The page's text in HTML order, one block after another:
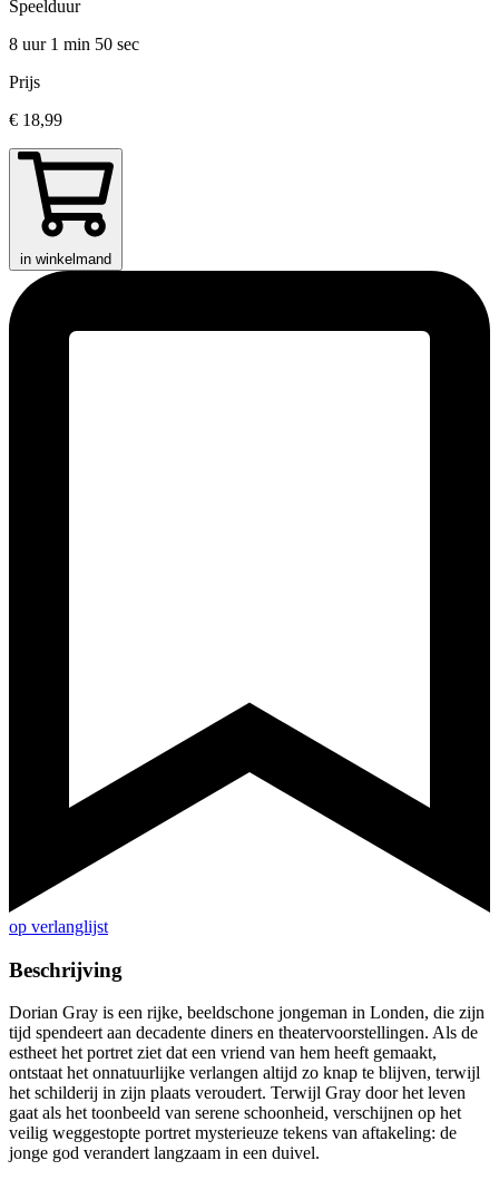
Speelduur
8 uur 1 min 50 sec
Prijs
€ 18,99
in winkelmand
op verlanglijst
Beschrijving
Dorian Gray is een rijke, beeldschone jongeman in Londen, die zijn
tijd spendeert aan decadente diners en theatervoorstellingen. Als de
estheet het portret ziet dat een vriend van hem heeft gemaakt,
ontstaat het onnatuurlijke verlangen altijd zo knap te blijven, terwijl
het schilderij in zijn plaats veroudert. Terwijl Gray door het leven
gaat als het toonbeeld van serene schoonheid, verschijnen op het
veilig weggestopte portret mysterieuze tekens van aftakeling: de
jonge god verandert langzaam in een duivel.